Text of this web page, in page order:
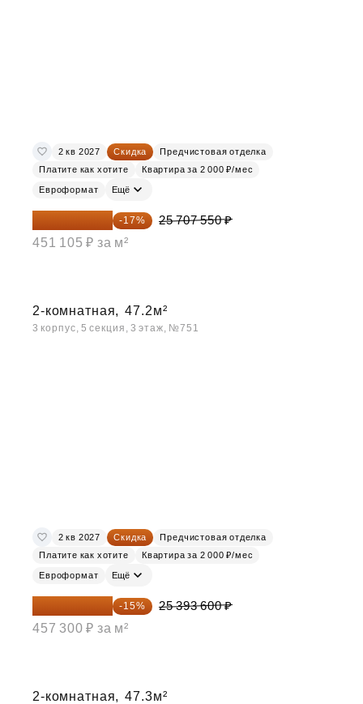
2 кв 2027 Скидка
Предчистовая отделка
Платите как хотите
Квартира за 2 000 ₽/мес
Евроформат Ещё
21 337 267 ₽ -17%
25 707 550 ₽
451 105 ₽ за м²
2-комнатная, 47.2м²
3 корпус, 5 секция, 3 этаж, №751
2 кв 2027 Скидка
Предчистовая отделка
Платите как хотите
Квартира за 2 000 ₽/мес
Евроформат Ещё
21 584 560 ₽ -15%
25 393 600 ₽
457 300 ₽ за м²
2-комнатная, 47.3м²